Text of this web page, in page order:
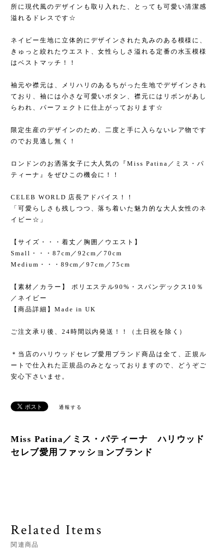
所に現代風のデザインも取り入れた、とっても可愛い清潔感
溢れるドレスです☆
ネイビー生地に立体的にデザインされた丸みのある模様に、
きゅっと絞れたウエスト、女性らしさ溢れる定番の水玉模様
はベストマッチ！！
袖元や襟元は、メリハリのあるちがった生地でデザインされ
ており、袖には小さな可愛いボタン、襟元にはリボンがあし
らわれ、パーフェクトに仕上がっております☆
限定生産のデザインのため、二度と手に入らないレア物です
のでお見逃し無く！
ロンドンのお洒落女子に大人気の『Miss Patina／ミス・パ
ティーナ』をぜひこの機会に！！
CELEB WORLD 店長アドバイス！！
「可愛らしさも残しつつ、落ち着いた魅力的な大人女性のネ
イビー☆」
【サイズ・・・着丈／胸囲／ウエスト】
Small・・・87cm／92cm／70cm
Medium・・・89cm／97cm／75cm
【素材／カラー】 ポリエステル90%・スパンデックス10％
／ネイビー
【商品詳細】Made in UK
ご注文承り後、24時間以内発送！！（土日祝を除く）
＊当店のハリウッドセレブ愛用ブランド商品は全て、正規ル
ートで仕入れた正規品のみとなっておりますので、どうぞご
安心下さいませ。
通報する
Miss Patina／ミス・パティーナ ハリウッド
セレブ愛用ファッションブランド
Related Items
関連商品